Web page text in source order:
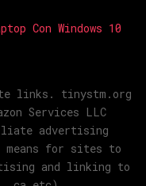
Con Windows 10
links. tinystm.org
Services LLC
advertising
means for sites to
and linking to